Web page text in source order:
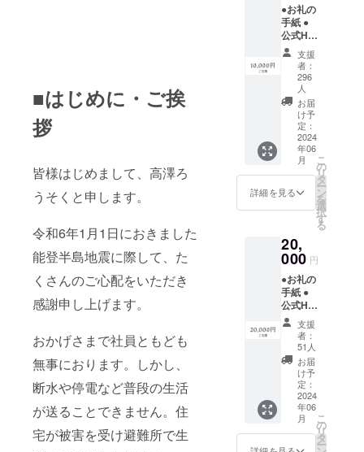
■はじめに・ご挨
拶
皆様はじめまして、高澤ろ
うそくと申します。
令和6年1月1日におきました
能登半島地震に際して、た
くさんのご心配をいただき
感謝申し上げます。
おかげさまで社員ともども
無事におります。しかし、
断水や停電など普段の生活
が送ることできません。住
宅が被害を受け避難所で生
●お礼の
手紙 ●
公式HP
にお名
前掲載
（1年
間） ※
備考欄
にお名
前を記
入（匿
名は
「な
し」と
記入）
支援
者：
296
人
お届
け予
定：
2024
年06
月
詳細を見る
こ
の
リ
タ
ー
ン
を
選
択
す
る
20,
000 円
●お礼の
手紙 ●
公式HP
にお名
前掲載
（1年
間） ※
備考欄
にお名
前を記
入（匿
名は
「な
し」と
支援
者：
51人
お届
け予
定：
2024
年06
月
こ
の
リ
タ
ー